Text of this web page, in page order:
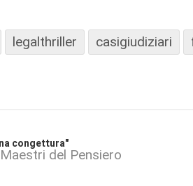
legalthriller casigiudiziari
congettura"
del Pensiero